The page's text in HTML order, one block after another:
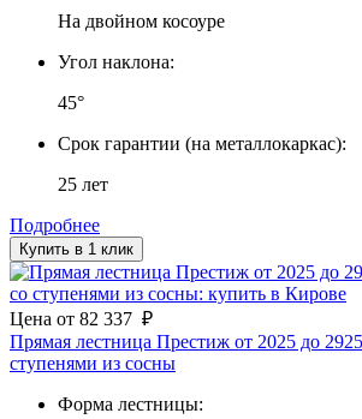
На двойном косоуре
Угол наклона:
45°
Срок гарантии (на металлокаркас):
25 лет
Подробнее
Купить в 1 клик
Цена от 82 337 ₽
Прямая лестница Престиж от 2025 до
ступенями из сосны
Форма лестницы: